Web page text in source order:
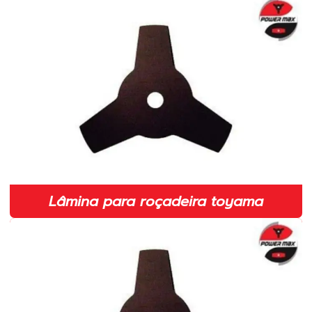
Embreagem completa para roçadeira em sp
Fábrica de lâmina para roçadeira
Fabricante de fio de nylon para roçadeira em sp
Fabricante de lâmina para roçadeira em sp
Fabricante de lâminas para roçadeiras
Fabricante de peças para roçadeiras
Faca 2 pontas para roçadeira
Faca duas pontas para roçadeira
Lâmina para roçadeira toyama